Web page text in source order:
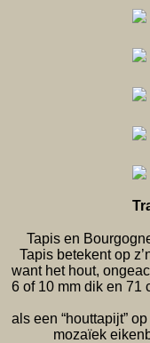
Tapis en
Tapis betekent op
want het hout,
6 of 10 mm dik en 71
als een “houttapijt”
mozaïek